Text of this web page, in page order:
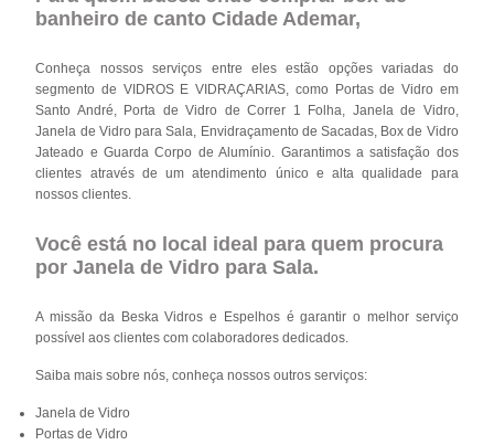
banheiro de canto Cidade Ademar,
Conheça nossos serviços entre eles estão opções variadas do
segmento de VIDROS E VIDRAÇARIAS, como Portas de Vidro em
Santo André, Porta de Vidro de Correr 1 Folha, Janela de Vidro,
Janela de Vidro para Sala, Envidraçamento de Sacadas, Box de Vidro
Jateado e Guarda Corpo de Alumínio. Garantimos a satisfação dos
clientes através de um atendimento único e alta qualidade para
nossos clientes.
Você está no local ideal para quem procura
porJanela de Vidro para Sala.
A missão da Beska Vidros e Espelhos é garantir o melhor serviço
possível aos clientes com colaboradores dedicados.
Saiba mais sobre nós, conheça nossos outros serviços:
Janela de Vidro
Portas de Vidro